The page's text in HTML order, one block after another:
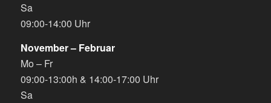
Sa
09:00-14:00 Uhr
November – Februar
Mo – Fr
09:00-13:00h & 14:00-17:00 Uhr
Sa